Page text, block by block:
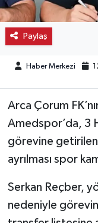
Paylaş
Haber Merkezi
Arca Çorum
Amedspor’da, 3
görevine getirilen
ayrılması spor
Serkan Reçber,
nedeniyle
Kargı
Oğuzlar
Ortaköy
Sungurlu